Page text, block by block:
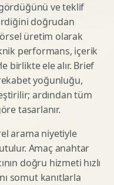
ve teklif
doğrudan
üretim olarak
performans, içerik
birlikte ele alır. Brief
yoğunluğu,
ardından tüm
tasarlanır.
arama niyetiyle
Amaç anahtar
doğru hizmeti hızlı
somut kanıtlarla